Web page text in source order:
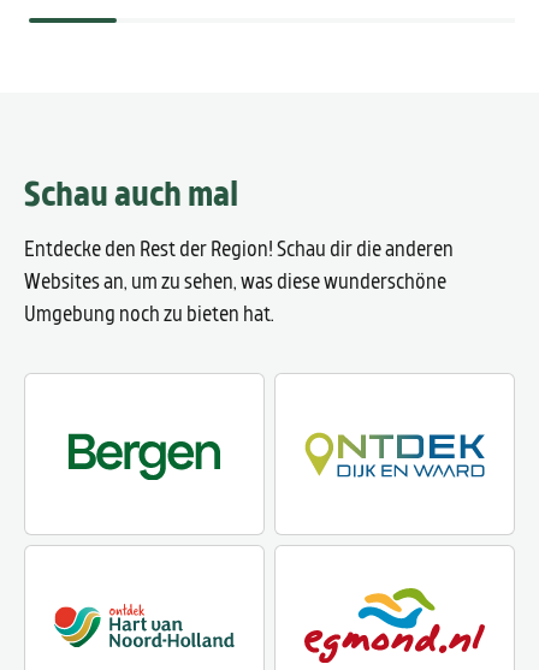
Schau auch mal
Entdecke den Rest der Region! Schau dir die anderen
Websites an, um zu sehen, was diese wunderschöne
Umgebung noch zu bieten hat.